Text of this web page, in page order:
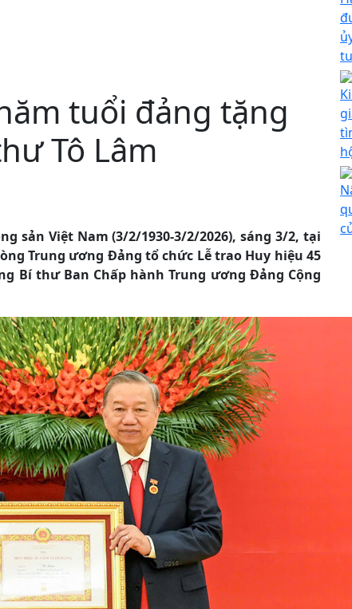
tuổi đảng tặng
Tô Lâm
sản Việt Nam (3/2/1930-3/2/2026), sáng 3/2, tại
Trung ương Đảng tổ chức Lễ trao Huy hiệu 45
Bí thư Ban Chấp hành Trung ương Đảng Cộng